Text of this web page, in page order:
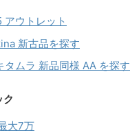
アウトレット
新古品を探す
タムラ 新品同様 AA を探す
ク
大7万